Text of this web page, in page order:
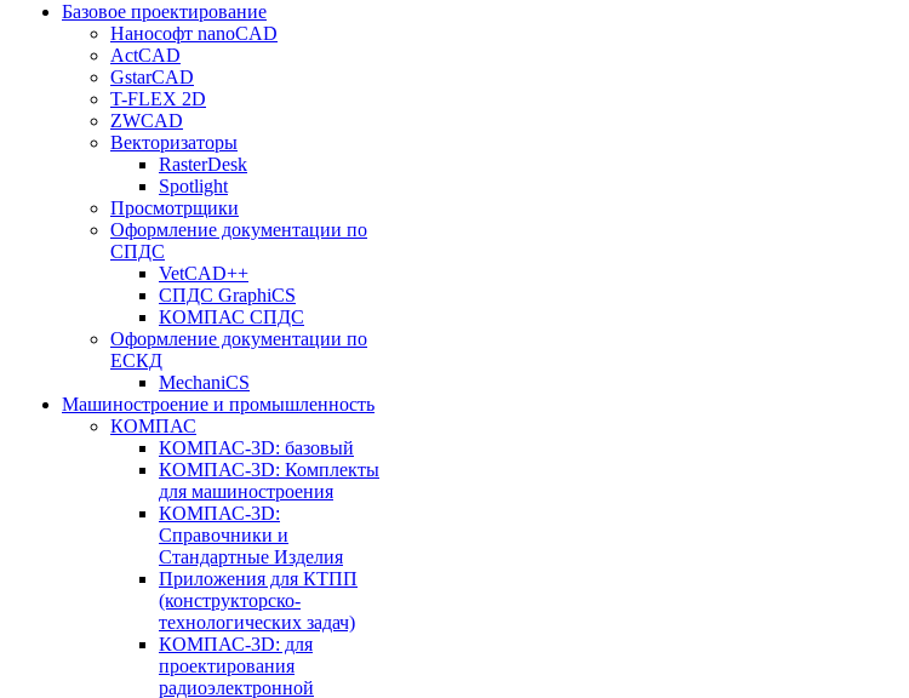
Базовое проектирование
Нанософт nanoCAD
ActCAD
GstarCAD
T-FLEX 2D
ZWCAD
Векторизаторы
RasterDesk
Spotlight
Просмотрщики
Оформление документации по
СПДС
VetCAD++
СПДС GraphiCS
КОМПАС СПДС
Оформление документации по
ЕСКД
MechaniCS
Машиностроение и промышленность
КОМПАС
КОМПАС-3D: базовый
КОМПАС-3D: Комплекты
для машиностроения
КОМПАС-3D:
Справочники и
Стандартные Изделия
Приложения для КТПП
(конструкторско-
технологических задач)
КОМПАС-3D: для
проектирования
радиоэлектронной